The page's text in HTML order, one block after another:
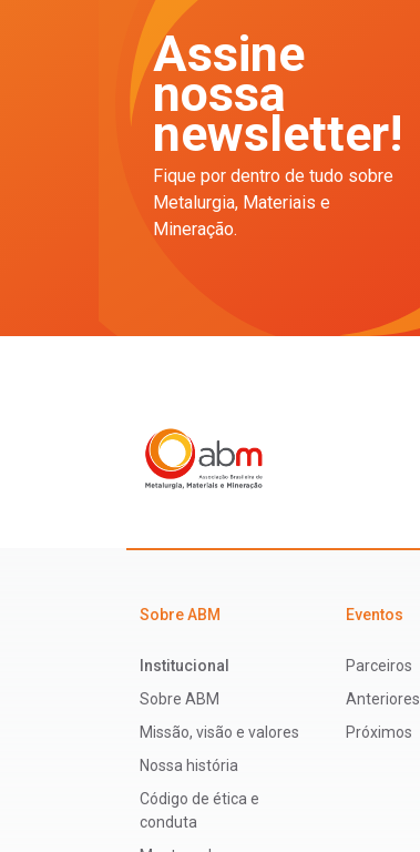
Assine
nossa
newsletter!
Fique por dentro de tudo sobre
Metalurgia, Materiais e
Mineração.
Sobre ABM
Institucional
Sobre ABM
Missão, visão e valores
Nossa história
Código de ética e
conduta
Eventos
Parceiros
Anteriores
Próximos